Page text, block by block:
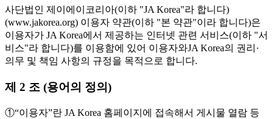
사단법인 제이에이코리아(이하 "JA Korea"라 합니다)
(www.jakorea.org) 이용자 약관(이하 "본 약관"이라 합니다)은
이용자가 JA Korea에서 제공하는 인터넷 관련 서비스(이하 "서
비스"라 합니다)를 이용함에 있어 이용자와JA Korea의 권리·
의무 및 책임 사항의 규정을 목적으로 합니다.
제 2 조 (용어의 정의)
①“이용자”란 JA Korea 홈페이지에 접속해서 게시물 열람 등